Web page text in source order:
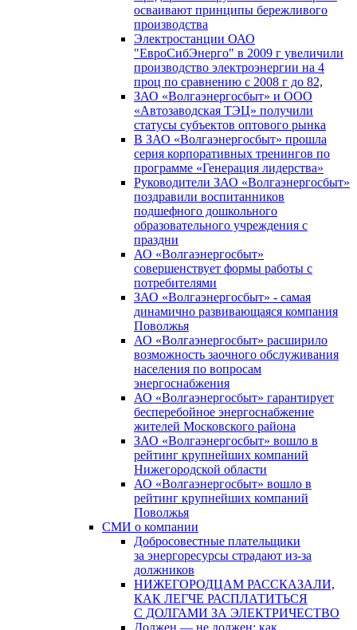
осваивают принципы бережливого
производства
Электростанции ОАО
"ЕвроСибЭнерго" в 2009 г увеличили
производство электроэнергии на 4
проц по сравнению с 2008 г до 82,
ЗАО «Волгаэнергосбыт» и ООО
«Автозаводская ТЭЦ» получили
статусы субъектов оптового рынка
В ЗАО «Волгаэнергосбыт» прошла
серия корпоративных тренингов по
программе «Генерация лидерства»
Руководители ЗАО «Волгаэнергосбыт»
поздравили воспитанников
подшефного дошкольного
образовательного учреждения с
праздни
АО «Волгаэнергосбыт»
совершенствует формы работы с
потребителями
ЗАО «Волгаэнергосбыт» - самая
динамично развивающаяся компания
Поволжья
АО «Волгаэнергосбыт» расширило
возможность заочного обслуживания
населения по вопросам
энергоснабжения
АО «Волгаэнергосбыт» гарантирует
бесперебойное энергоснабжение
жителей Московского района
ЗАО «Волгаэнергосбыт» вошло в
рейтинг крупнейших компаний
Нижегородской области
АО «Волгаэнергосбыт» вошло в
рейтинг крупнейших компаний
Поволжья
СМИ о компании
Добросовестные плательщики
за энергоресурсы страдают из-за
должников
НИЖЕГОРОДЦАМ РАССКАЗАЛИ,
КАК ЛЕГЧЕ РАСПЛАТИТЬСЯ
С ДОЛГАМИ ЗА ЭЛЕКТРИЧЕСТВО